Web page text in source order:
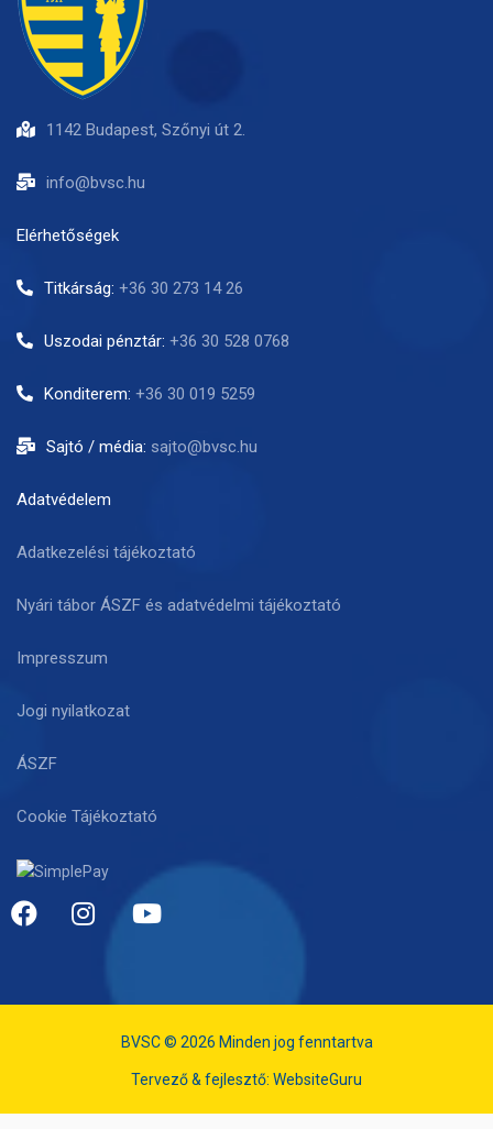
1142 Budapest, Szőnyi út 2.
info@bvsc.hu
Elérhetőségek
Titkárság: +36 30 273 14 26
Uszodai pénztár: +36 30 528 0768
Konditerem: +36 30 019 5259
Sajtó / média: sajto@bvsc.hu
Adatvédelem
Adatkezelési tájékoztató
Nyári tábor ÁSZF és adatvédelmi tájékoztató
Impresszum
Jogi nyilatkozat
ÁSZF
Cookie Tájékoztató
BVSC © 2026 Minden jog fenntartva
Tervező & fejlesztő: WebsiteGuru